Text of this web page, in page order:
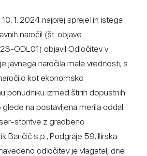
1. 2024 najprej sprejel in istega
naročil (št. objave
ODL01) objavil Odločitev v
javnega naročila male vrednosti, s
kot ekonomsko
ponudniku izmed štirih dopustnih
na postavljena merila oddal
storitve z gradbeno
Baričič s.p., Podgraje 59, Ilirska
odločitev je vlagatelj dne